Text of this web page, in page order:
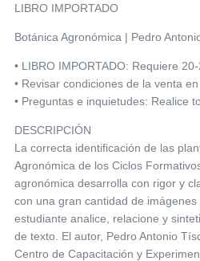
LIBRO IMPORTADO
Botánica Agronómica | Pedro
• LIBRO IMPORTADO: Requiere
• Revisar condiciones de la venta
• Preguntas e inquietudes: Realice
DESCRIPCIÓN
La correcta identificación de las
Agronómica de los Ciclos
agronómica desarrolla con rigor y
con una gran cantidad de
estudiante analice, relacione y
de texto. El autor, Pedro Antonio
Centro de Capacitación y